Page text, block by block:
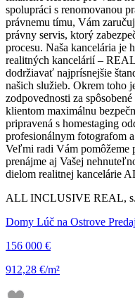
spolupráci s renomovanou
právnemu tímu, Vám
právny servis, ktorý
procesu. Naša kancelária je
realitných kancelárií –
dodržiavať najprísnejšie
našich služieb. Okrem toho
zodpovednosti za
klientom maximálnu
pripravená s homestaging
profesionálnym fotografom
Veľmi radi Vám pomôžeme
prenájme aj Vašej
dielom realitnej kancelárie
ALL INCLUSIVE REAL,
Domy Lúč na Ostrove Predaj
156 000 €
912,28 €/m²